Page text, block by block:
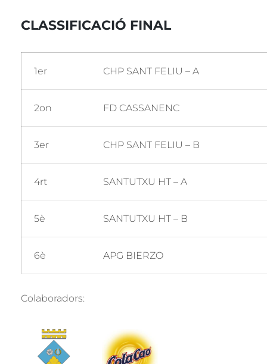
CLASSIFICACIÓ FINAL
1er CHP SANT FELIU – A
2on FD CASSANENC
3er CHP SANT FELIU – B
4rt SANTUTXU HT – A
5è SANTUTXU HT – B
6è APG BIERZO
Colaboradors: